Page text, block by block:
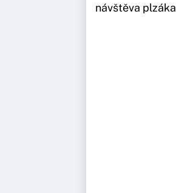
návštěva